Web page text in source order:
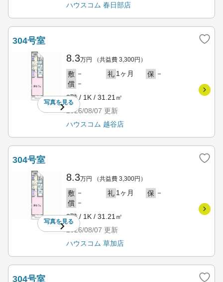
ハウスコム 春日部店
304号室
写真を見る
8.3万円 （共益費 3,300円）
敷 － 礼 1ヶ月 保 －
償 －
3階 / 1K / 31.21㎡
2026/08/07 更新
ハウスコム 越谷店
304号室
写真を見る
8.3万円 （共益費 3,300円）
敷 － 礼 1ヶ月 保 －
償 －
3階 / 1K / 31.21㎡
2026/08/07 更新
ハウスコム 草加店
304号室